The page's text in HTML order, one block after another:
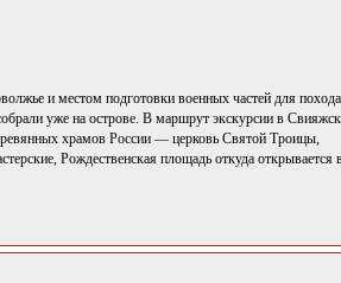
и местом подготовки военных частей для
уже на острове. В маршрут экскурсии в
храмов России — церковь Святой Троицы,
Рождественская площадь откуда открывается